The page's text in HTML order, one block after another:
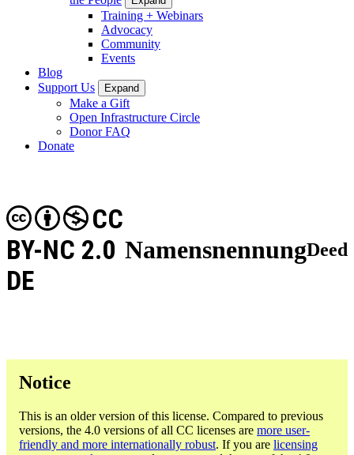
Training + Webinars
Advocacy
Community
Events
Blog
Support Us
Expand
Make a Gift
Open Infrastructure Circle
Donor FAQ
Donate
Namensnennung
CC
BY-NC 2.0
DE
Deed
Notice
This is an older version of this license. Compared to previous
versions, the 4.0 versions of all CC licenses are more user-
friendly and more internationally robust. If you are licensing